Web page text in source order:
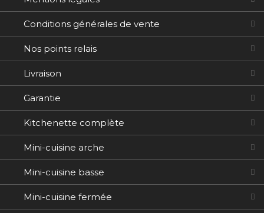
Conditions générales de vente
Nos points relais
Livraison
Garantie
Kitchenette complète
Mini-cuisine arche
Mini-cuisine basse
Mini-cuisine fermée